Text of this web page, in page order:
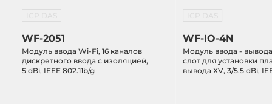
WF-2051
Модуль ввода Wi-Fi, 16 каналов
дискретного ввода с изоляцией,
5 dBi, IEEE 802.11b/g
WF-IO-4N
Модуль ввода -
слот для установки
вывода XV, 3/5.5 dBi,